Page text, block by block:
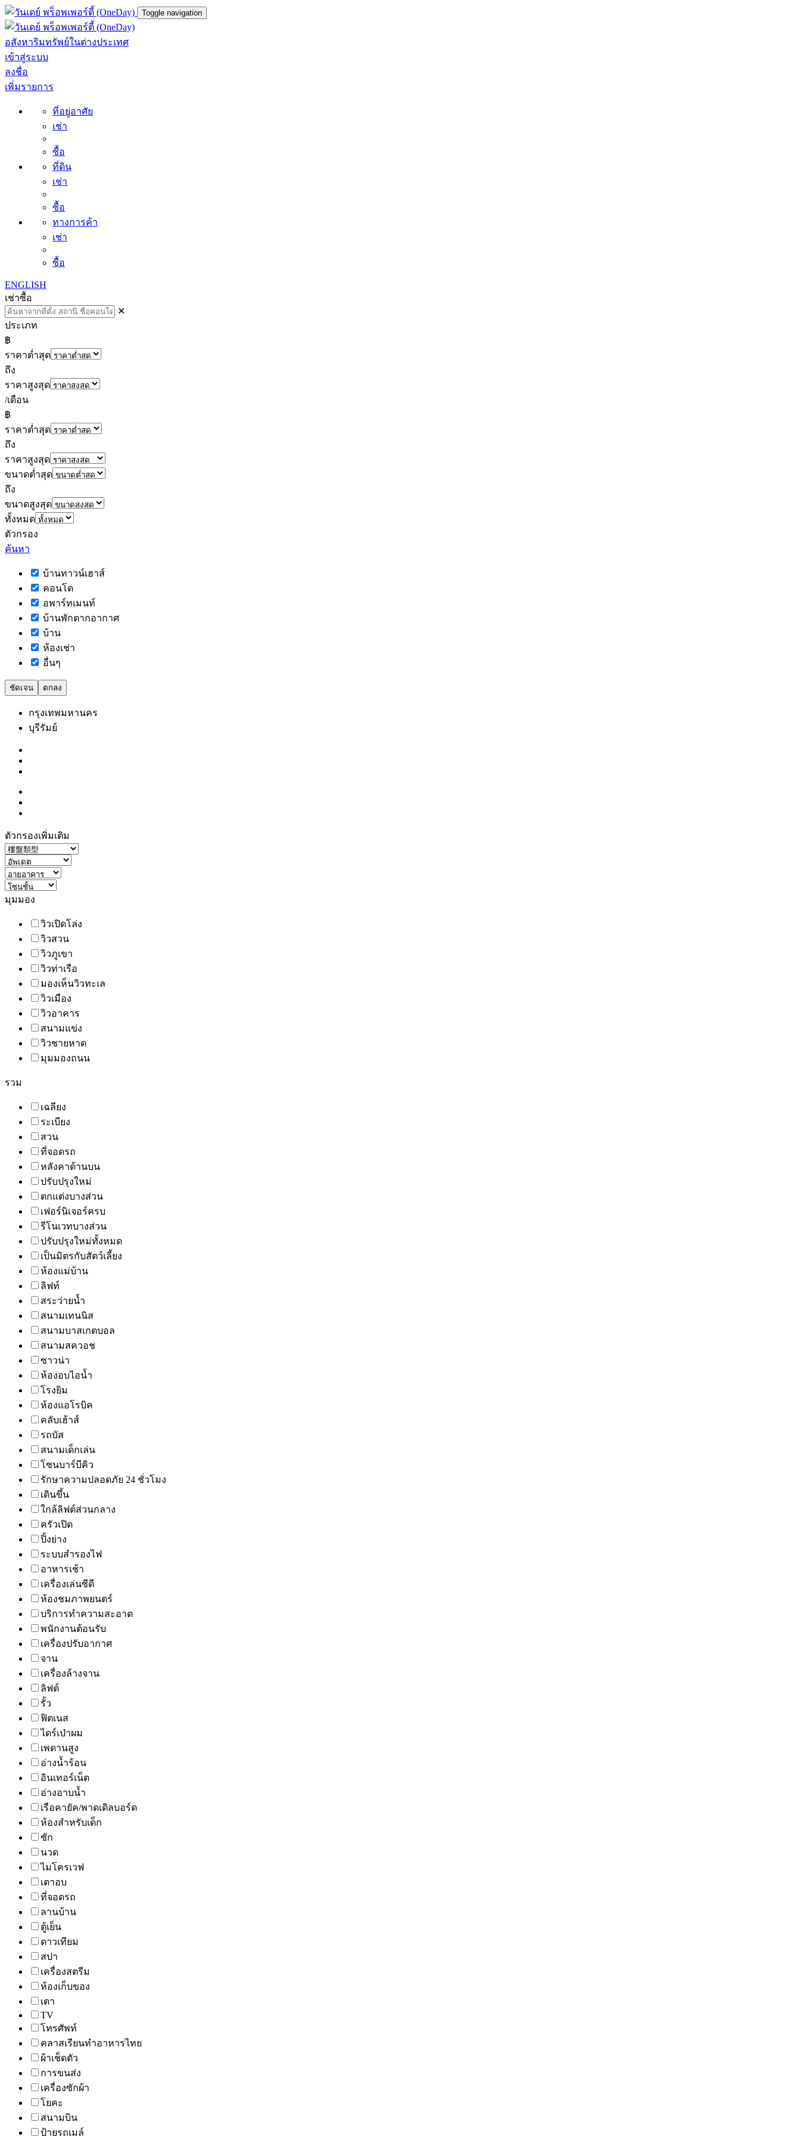
Toggle navigation
อสังหาริมทรัพย์ในต่างประเทศ
เข้าสู่ระบบ
ลงชื่อ
เพิ่มรายการ
ที่อยู่อาศัย
เช่า
ซื้อ
ที่ดิน
เช่า
ซื้อ
ทางการค้า
เช่า
ซื้อ
ENGLISH
เช่าซื้อ
✕
ประเภท
฿
ราคาต่ำสุด
ถึง
ราคาสูงสุด
/เดือน
฿
ราคาต่ำสุด
ถึง
ราคาสูงสุด
ขนาดต่ำสุด
ถึง
ขนาดสูงสุด
ทั้งหมด
ตัวกรอง
ค้นหา
บ้านทาวน์เฮาส์
คอนโด
อพาร์ทเมนท์
บ้านพักตากอากาศ
บ้าน
ห้องเช่า
อื่นๆ
ชัดเจน ตกลง
กรุงเทพมหานคร
บุรีรัมย์
ตัวกรองเพิ่มเติม
มุมมอง
วิวเปิดโล่ง
วิวสวน
วิวภูเขา
วิวท่าเรือ
มองเห็นวิวทะเล
วิวเมือง
วิวอาคาร
สนามแข่ง
วิวชายหาด
มุมมองถนน
รวม
เฉลียง
ระเบียง
สวน
ที่จอดรถ
หลังคาด้านบน
ปรับปรุงใหม่
ตกแต่งบางส่วน
เฟอร์นิเจอร์ครบ
รีโนเวทบางส่วน
ปรับปรุงใหม่ทั้งหมด
เป็นมิตรกับสัตว์เลี้ยง
ห้องแม่บ้าน
ลิฟท์
สระว่ายน้ำ
สนามเทนนิส
สนามบาสเกตบอล
สนามสควอช
ซาวน่า
ห้องอบไอน้ำ
โรงยิม
ห้องแอโรบิค
คลับเฮ้าส์
รถบัส
สนามเด็กเล่น
โซนบาร์บีคิว
รักษาความปลอดภัย 24 ชั่วโมง
เดินขึ้น
ใกล้ลิฟต์ส่วนกลาง
ครัวเปิด
ปิ้งย่าง
ระบบสำรองไฟ
อาหารเช้า
เครื่องเล่นซีดี
ห้องชมภาพยนตร์
บริการทำความสะอาด
พนักงานต้อนรับ
เครื่องปรับอากาศ
จาน
เครื่องล้างจาน
ลิฟต์
รั้ว
ฟิตเนส
ไดร์เป่าผม
เพดานสูง
อ่างน้ำร้อน
อินเทอร์เน็ต
อ่างอาบน้ำ
เรือคายัค/พาดเดิลบอร์ด
ห้องสำหรับเด็ก
ซัก
นวด
ไมโครเวฟ
เตาอบ
ที่จอดรถ
ลานบ้าน
ตู้เย็น
ดาวเทียม
สปา
เครื่องสตรีม
ห้องเก็บของ
เตา
TV
โทรศัพท์
คลาสเรียนทำอาหารไทย
ผ้าเช็ดตัว
การขนส่ง
เครื่องซักผ้า
โยคะ
สนามบิน
ป้ายรถเมล์